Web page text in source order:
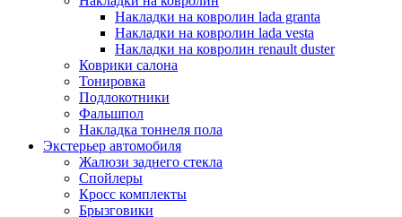
Накладки на ковролин lada granta
Накладки на ковролин lada vesta
Накладки на ковролин renault duster
Коврики салона
Тонировка
Подлокотники
Фальшпол
Накладка тоннеля пола
Экстерьер автомобиля
Жалюзи заднего стекла
Спойлеры
Кросс комплекты
Брызговики